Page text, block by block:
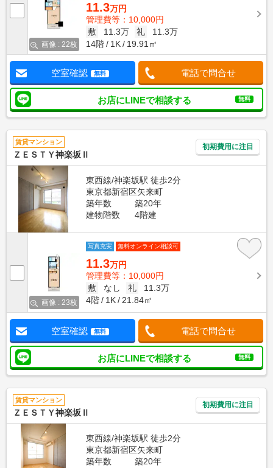
画像 : 22枚
11.3万円
管理費等：10,000円
敷
11.3万 礼
11.3万
14階
1K 19.91㎡
空室確認 無料 電話で問合せ
お店にLINEで相談する 無料
賃貸マンション
ＺＥＳＴＹ神楽坂Ⅱ
初期費用に注目
東西線/神楽坂駅 徒歩2分
東京都新宿区矢来町
築年数
築20年
建物階数
4階建
画像 : 23枚
写真充実 無料オンライン相談可
11.3万円
管理費等：10,000円
敷
なし 礼
11.3万
4階
1K 21.84㎡
空室確認 無料 電話で問合せ
お店にLINEで相談する 無料
賃貸マンション
ＺＥＳＴＹ神楽坂Ⅱ
初期費用に注目
東西線/神楽坂駅 徒歩2分
東京都新宿区矢来町
築年数
築20年